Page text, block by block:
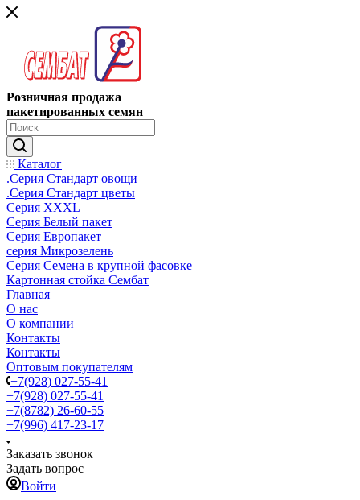
Розничная продажа
пакетированных семян
Каталог
.Серия Стандарт овощи
.Серия Стандарт цветы
Серия XXXL
Серия Белый пакет
Серия Европакет
серия Микрозелень
Серия Семена в крупной фасовке
Картонная стойка Сембат
Главная
О нас
О компании
Контакты
Контакты
Оптовым покупателям
+7(928) 027-55-41
+7(928) 027-55-41
+7(8782) 26-60-55
+7(996) 417-23-17
Заказать звонок
Задать вопрос
Войти